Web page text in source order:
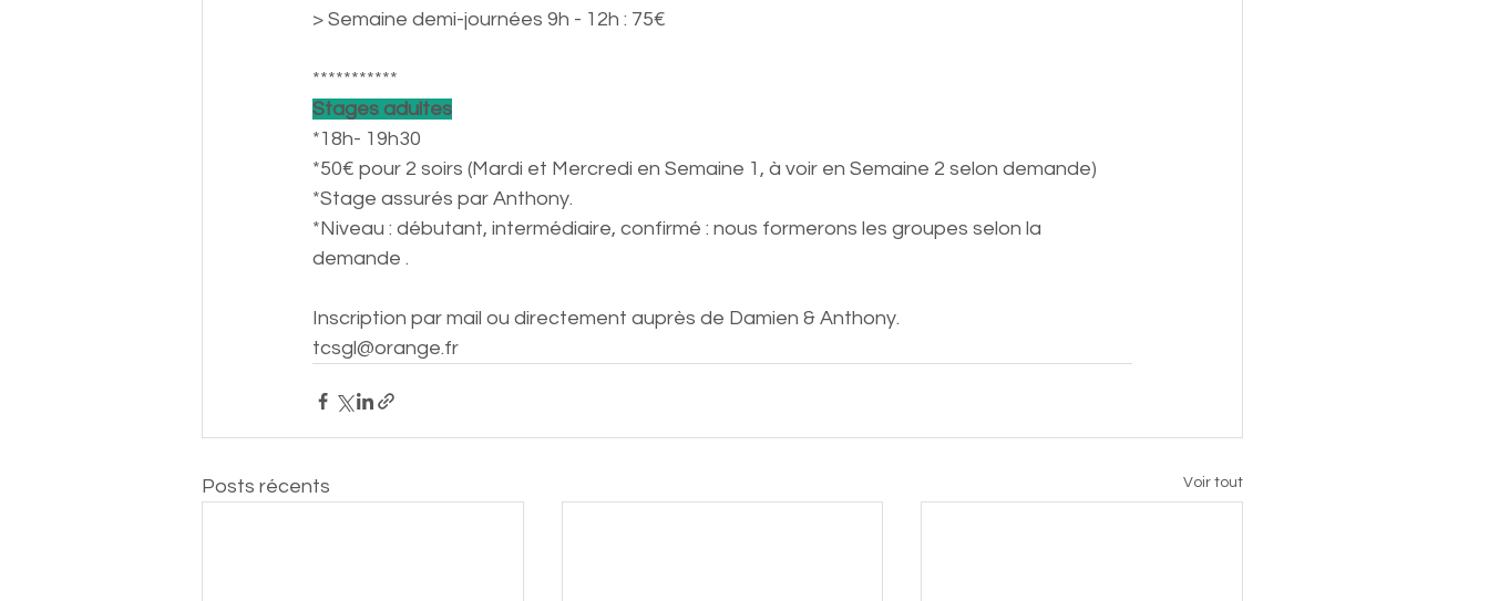
> Semaine demi-journées 9h - 12h : 75€
***********
Stages adultes
*18h- 19h30
*50€ pour 2 soirs (Mardi et Mercredi en Semaine 1, à voir en Semaine 2 selon demande)
*Stage assurés par Anthony.
*Niveau : débutant, intermédiaire, confirmé : nous formerons les groupes selon la
demande .
Inscription par mail ou directement auprès de Damien & Anthony.
tcsgl@orange.fr
Posts récents Voir tout